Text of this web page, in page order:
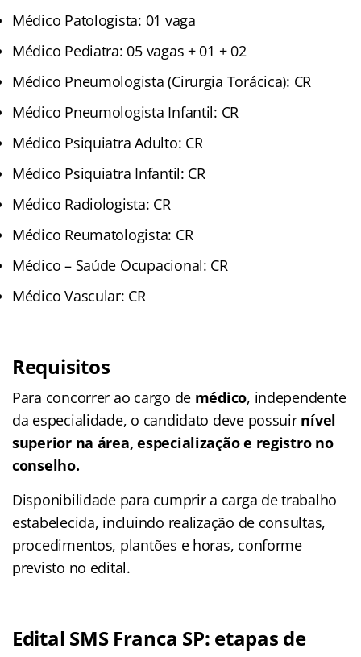
Médico Patologista: 01 vaga
Médico Pediatra: 05 vagas + 01 + 02
Médico Pneumologista (Cirurgia Torácica): CR
Médico Pneumologista Infantil: CR
Médico Psiquiatra Adulto: CR
Médico Psiquiatra Infantil: CR
Médico Radiologista: CR
Médico Reumatologista: CR
Médico – Saúde Ocupacional: CR
Médico Vascular: CR
Requisitos
Para concorrer ao cargo demédico, independente
da especialidade, o candidato deve possuir nível
superior na área, especialização e registro no
conselho.
Disponibilidade para cumprir a carga de trabalho
estabelecida, incluindo realização de consultas,
procedimentos, plantões e horas, conforme
previsto no edital.
Edital SMS Franca SP: etapas de